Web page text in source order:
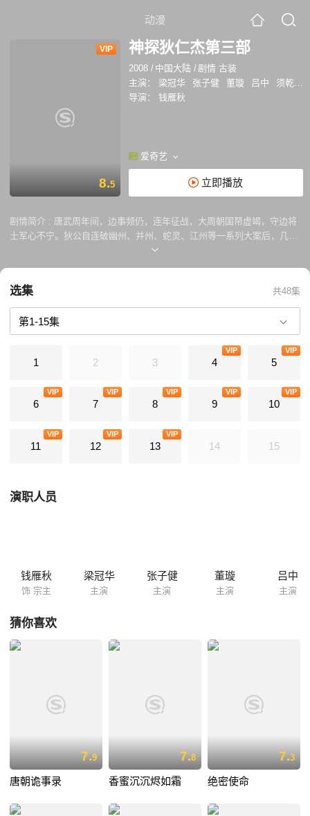
动漫
VIP
8.5
神探狄仁杰第三部
2008 / 中国大陆 /剧情 古装
主演：
梁冠华 张子健 董璇 吕中 须乾
导演：
钱雁秋
爱奇艺
立即播放
剧情简介 : 唐武周年间，边事频仍，连年征战，大周朝国帑虚竭，守边将
士军心不宁。狄公自连破幽州、并州、蛇灵、江州等一系列大案后，几经
恳请，终于得武皇允准回老家并州修养。但李元芳耿直地向他指出，他没
选集 共48集
1 2 3 4
VIP
5
VIP
6
VIP
7
VIP
8
VIP
9
VIP
10
VIP
11
VIP
12
VIP
13
VIP
14 15
演职人员
钱雁秋
饰 宗主
梁冠华
主演
张子健
主演
董璇
主演
吕中
主演
猜你喜欢
7.9
唐朝诡事录
7.8
香蜜沉沉烬如霜
7.3
绝密使命